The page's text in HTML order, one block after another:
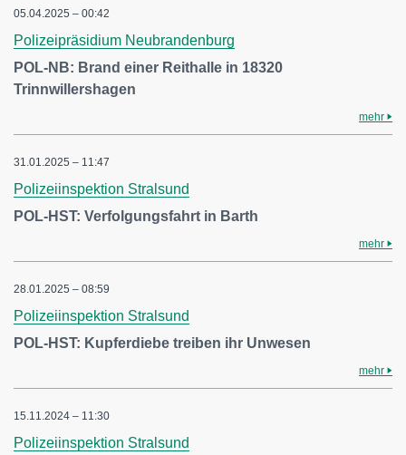
05.04.2025 – 00:42
Polizeipräsidium Neubrandenburg
POL-NB: Brand einer Reithalle in 18320
Trinnwillershagen
mehr
31.01.2025 – 11:47
Polizeiinspektion Stralsund
POL-HST: Verfolgungsfahrt in Barth
mehr
28.01.2025 – 08:59
Polizeiinspektion Stralsund
POL-HST: Kupferdiebe treiben ihr Unwesen
mehr
15.11.2024 – 11:30
Polizeiinspektion Stralsund